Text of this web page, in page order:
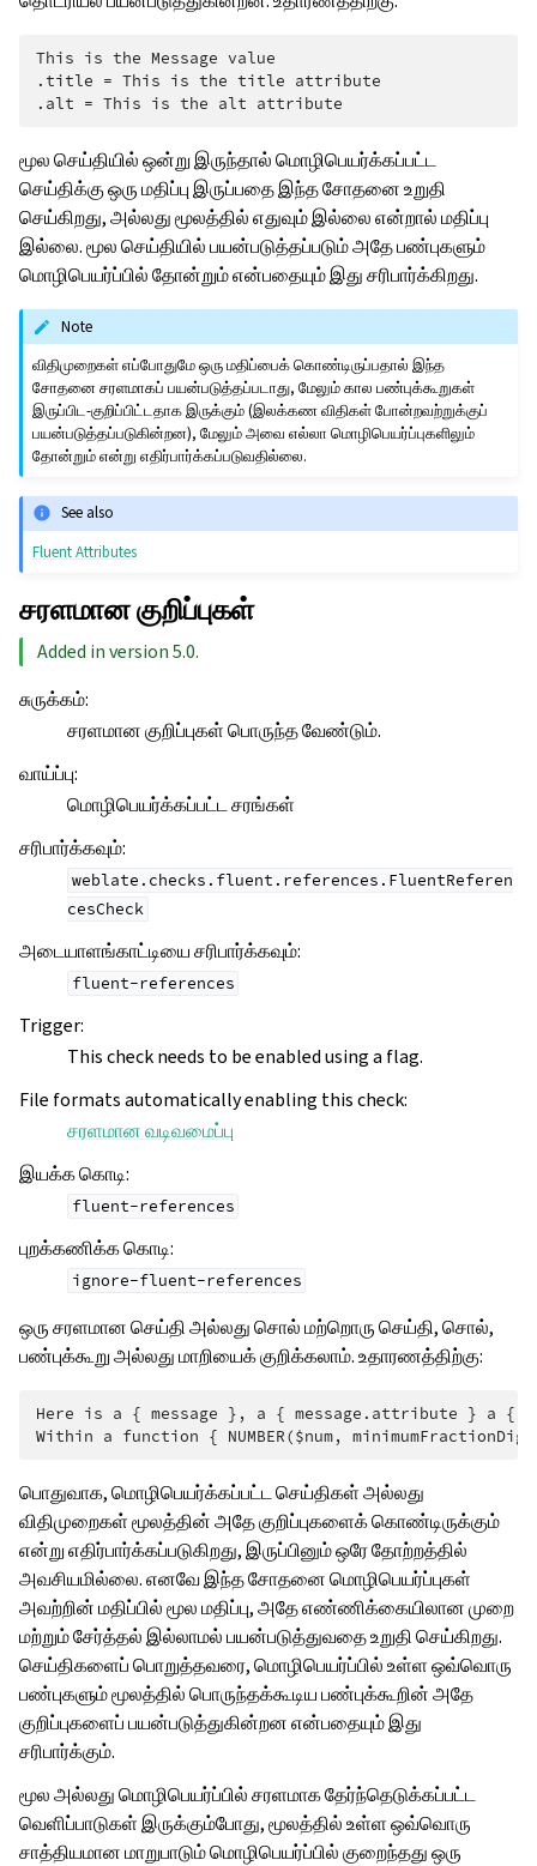
This is the Message value
.title = This is the title attribute
மூல செய்தியில் ஒன்று இருந்தால் மொழிபெயர்க்கப்பட்ட
செய்திக்கு ஒரு மதிப்பு இருப்பதை இந்த சோதனை உறுதி
செய்கிறது, அல்லது மூலத்தில் எதுவும் இல்லை என்றால் மதிப்பு
இல்லை. மூல செய்தியில் பயன்படுத்தப்படும் அதே பண்புகளும்
மொழிபெயர்ப்பில் தோன்றும் என்பதையும் இது சரிபார்க்கிறது.
Note
விதிமுறைகள் எப்போதுமே ஒரு மதிப்பைக் கொண்டிருப்பதால் இந்த
சோதனை சரளமாகப் பயன்படுத்தப்படாது, மேலும் கால பண்புக்கூறுகள்
இருப்பிட-குறிப்பிட்டதாக இருக்கும் (இலக்கண விதிகள் போன்றவற்றுக்குப்
பயன்படுத்தப்படுகின்றன), மேலும் அவை எல்லா மொழிபெயர்ப்புகளிலும்
தோன்றும் என்று எதிர்பார்க்கப்படுவதில்லை.
See also
Fluent Attributes
சரளமான குறிப்புகள்
Added in version 5.0.
சுருக்கம்:
சரளமான குறிப்புகள் பொருந்த வேண்டும்.
வாய்ப்பு:
மொழிபெயர்க்கப்பட்ட சரங்கள்
சரிபார்க்கவும்:
weblate.checks.fluent.references.FluentReferen
cesCheck
அடையாளங்காட்டியை சரிபார்க்கவும்:
fluent-references
Trigger:
This check needs to be enabled using a flag.
File formats automatically enabling this check:
சரளமான வடிவமைப்பு
இயக்க கொடி:
fluent-references
புறக்கணிக்க கொடி:
ignore-fluent-references
ஒரு சரளமான செய்தி அல்லது சொல் மற்றொரு செய்தி, சொல்,
பண்புக்கூறு அல்லது மாறியைக் குறிக்கலாம். உதாரணத்திற்கு:
Here is a { message }, a { message.attribute } a {
பொதுவாக, மொழிபெயர்க்கப்பட்ட செய்திகள் அல்லது
விதிமுறைகள் மூலத்தின் அதே குறிப்புகளைக் கொண்டிருக்கும்
என்று எதிர்பார்க்கப்படுகிறது, இருப்பினும் ஒரே தோற்றத்தில்
அவசியமில்லை. எனவே இந்த சோதனை மொழிபெயர்ப்புகள்
அவற்றின் மதிப்பில் மூல மதிப்பு, அதே எண்ணிக்கையிலான முறை
மற்றும் சேர்த்தல் இல்லாமல் பயன்படுத்துவதை உறுதி செய்கிறது.
செய்திகளைப் பொறுத்தவரை, மொழிபெயர்ப்பில் உள்ள ஒவ்வொரு
பண்புகளும் மூலத்தில் பொருந்தக்கூடிய பண்புக்கூறின் அதே
குறிப்புகளைப் பயன்படுத்துகின்றன என்பதையும் இது
சரிபார்க்கும்.
மூல அல்லது மொழிபெயர்ப்பில் சரளமாக தேர்ந்தெடுக்கப்பட்ட
வெளிப்பாடுகள் இருக்கும்போது, மூலத்தில் உள்ள ஒவ்வொரு
சாத்தியமான மாறுபாடும் மொழிபெயர்ப்பில் குறைந்தது ஒரு